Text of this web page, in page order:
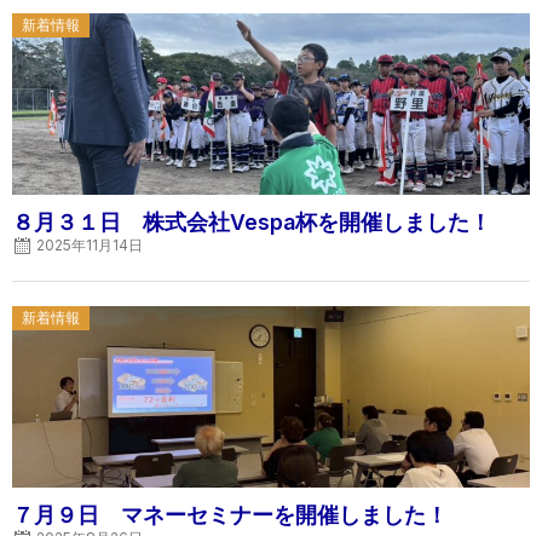
新着情報
８月３１日 株式会社Vespa杯を開催しました！
Posted
on
2025年11月14日
新着情報
７月９日 マネーセミナーを開催しました！
Posted